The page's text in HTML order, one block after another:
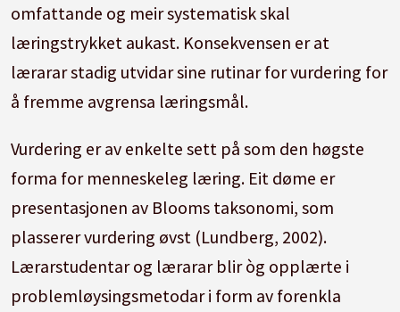
omfattande og meir systematisk skal
læringstrykket aukast. Konsekvensen er at
lærarar stadig utvidar sine rutinar for vurdering for
å fremme avgrensa læringsmål.
Vurdering er av enkelte sett på som den høgste
forma for menneskeleg læring. Eit døme er
presentasjonen av Blooms taksonomi, som
plasserer vurdering øvst (Lundberg, 2002).
Lærarstudentar og lærarar blir òg opplærte i
problem­løysingsmetodar i form av forenkla